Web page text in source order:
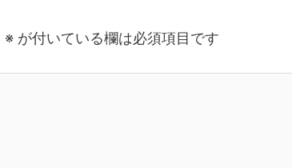
※ が付いている欄は必須項目です